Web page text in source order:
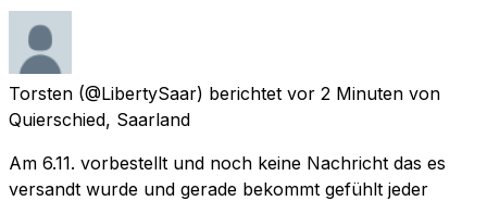
Torsten (@LibertySaar) berichtet vor 2 Minuten von
Quierschied, Saarland
Am 6.11. vorbestellt und noch keine Nachricht das es
versandt wurde und gerade bekommt gefühlt jeder